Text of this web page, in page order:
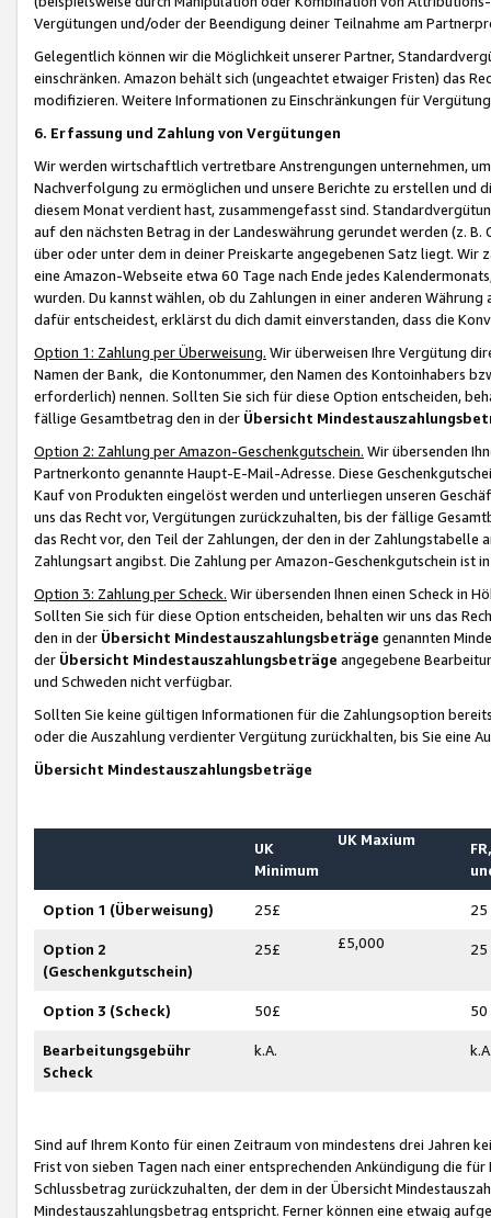
Vergütungen und/oder der Beendigung deiner Teilnahme am
Gelegentlich können wir die Möglichkeit unserer Partner,
einschränken. Amazon behält sich (ungeachtet etwaiger Fristen) das
modifizieren. Weitere Informationen zu Einschränkungen für
6. Erfassung und Zahlung von Vergütungen
Wir werden wirtschaftlich vertretbare Anstrengungen unternehmen,
Nachverfolgung zu ermöglichen und unsere Berichte zu erstellen und
diesem Monat verdient hast, zusammengefasst sind.
auf den nächsten Betrag in der Landeswährung gerundet werden (z.
über oder unter dem in deiner Preiskarte angegebenen Satz liegt.
eine Amazon-Webseite etwa 60 Tage nach Ende jedes
wurden. Du kannst wählen, ob du Zahlungen in einer anderen
dafür entscheidest, erklärst du dich damit einverstanden, dass die
Option 1: Zahlung per Überweisung. Wir überweisen Ihre Vergütung
Namen der Bank, die Kontonummer, den Namen des Kontoinhabers
erforderlich) nennen. Sollten Sie sich für diese Option entscheiden,
fällige Gesamtbetrag den in der Übersicht
Option 2: Zahlung per Amazon-Geschenkgutschein. Wir übersenden
Partnerkonto genannte Haupt-E-Mail-Adresse. Diese
Kauf von Produkten eingelöst werden und unterliegen unseren
uns das Recht vor, Vergütungen zurückzuhalten, bis der fällige
das Recht vor, den Teil der Zahlungen, der den in der
Zahlungsart angibst. Die Zahlung per Amazon-Geschenkgutschein ist
Option 3: Zahlung per Scheck. Wir übersenden Ihnen einen Scheck in
Sollten Sie sich für diese Option entscheiden, behalten wir uns das
den in der Übersicht Mindestauszahlungsbeträge genannten
der Übersicht Mindestauszahlungsbeträge angegebene
und Schweden nicht verfügbar.
Sollten Sie keine gültigen Informationen für die Zahlungsoption
oder die Auszahlung verdienter Vergütung zurückhalten, bis Sie
Übersicht Mindestauszahlungsbeträge
UK
Minimum
UK Maxium
Option 1 (Überweisung) 25£ 25
Option 2
(Geschenkgutschein)
25£ £5,000 25
Option 3 (Scheck) 50£ 50
Bearbeitungsgebühr
Scheck
k.A.
Sind auf Ihrem Konto für einen Zeitraum von mindestens drei Jahren
Frist von sieben Tagen nach einer entsprechenden Ankündigung die
Schlussbetrag zurückzuhalten, der dem in der Übersicht
Mindestauszahlungsbetrag entspricht. Ferner können eine etwaig